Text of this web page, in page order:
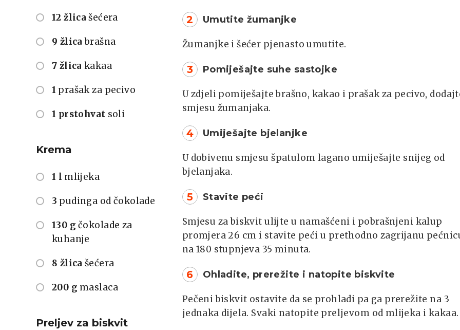
12 žlica šećera
9 žlica brašna
7 žlica kakaa
1 prašak za pecivo
1 prstohvat soli
Krema
1 l mlijeka
3 pudinga od čokolade
130 g čokolade za
kuhanje
8 žlica šećera
200 g maslaca
Preljev za biskvit
2 Umutite žumanjke
Žumanjke i šećer pjenasto umutite.
3 Pomiješajte suhe sastojke
U zdjeli pomiješajte brašno, kakao i prašak za pecivo,
smjesu žumanjaka.
4 Umiješajte bjelanjke
U dobivenu smjesu špatulom lagano umiješajte snijeg od
bjelanjaka.
5 Stavite peći
Smjesu za biskvit ulijte u namašćeni i pobrašnjeni kalup
promjera 26 cm i stavite peći u prethodno zagrijanu
na 180 stupnjeva 35 minuta.
6 Ohladite, prerežite i natopite biskvite
Pečeni biskvit ostavite da se prohladi pa ga prerežite na 3
jednaka dijela. Svaki natopite preljevom od mlijeka i kakaa.